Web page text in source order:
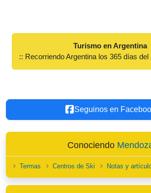
Turismo en Argentina
:: Recorriendo Argentina los 365 días del
Seguinos en
Conociendo
Termas Centros de Ski Notas y